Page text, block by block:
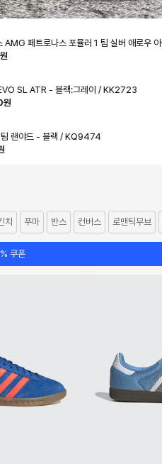
AMG 페트로나스 포뮬러 1 팀 실버 애로우
원
SL ATR - 블랙:그레이 / KK2723
원
팀 랜야드 - 블랙 / KQ9474
치 푸마 반스 컨버스 로맨틱무브
쿠폰